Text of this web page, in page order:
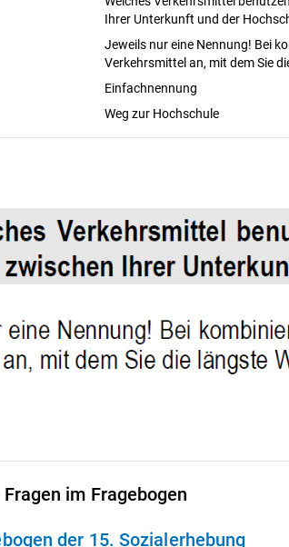
Ihrer Unterkunft und der
Jeweils nur eine Nennung! Bei
Verkehrsmittel an, mit dem Sie die
Einfachnennung
Weg zur Hochschule
im Fragebogen
der 15. Sozialerhebung